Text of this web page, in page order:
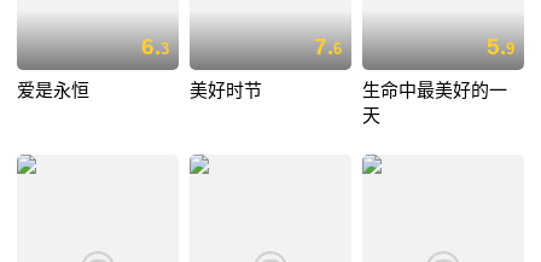
6.3
爱是永恒
7.6
美好时节
5.9
生命中最美好的一
天